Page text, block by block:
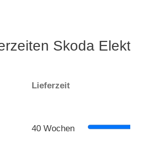
Skoda
Lieferzeit
40 Wochen